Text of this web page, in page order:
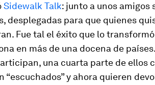
Sidewalk Talk: junto a unos
desplegadas para que quienes
Fue tal el éxito que lo
en más de una docena de
una cuarta parte de ellos
“escuchados” y ahora quieren